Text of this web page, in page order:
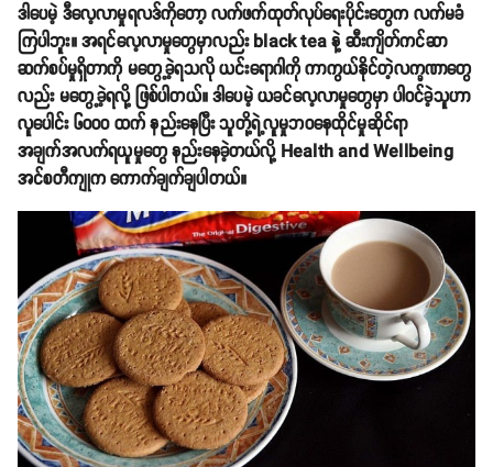
ဒါပေမဲ့ ဒီလေ့လာမှုရလဒ်ကိုတော့ လက်ဖက်ထုတ်လုပ်ရေးပိုင်းတွေက လက်မခံ
ကြပါဘူး။ အရင်လေ့လာမှုတွေမှာလည်း black tea နဲ့ ဆီးကျိတ်ကင်ဆာ
ဆက်စပ်မှုရှိတာကို မတွေ့ခဲ့ရသလို ယင်းရောဂါကို ကာကွယ်နိုင်တဲ့လက္ခဏာတွေ
လည်း မတွေ့ခဲ့ရလို့ ဖြစ်ပါတယ်။ ဒါပေမဲ့ ယခင်လေ့လာမှုတွေမှာ ပါဝင်ခဲ့သူဟာ
လူပေါင်း ၆၀၀၀ ထက် နည်းနေပြီး သူတို့ရဲ့လူမှုဘဝနေထိုင်မှုဆိုင်ရာ
အချက်အလက်ရယူမှုတွေ နည်းနေခဲ့တယ်လို့ Health and Wellbeing
အင်စတီကျုက ကောက်ချက်ချပါတယ်။